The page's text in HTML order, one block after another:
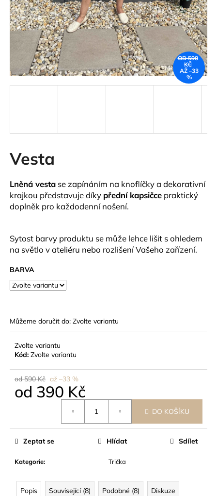
Vesta
Lněná vesta se zapínáním na knoflíčky a dekorativní
krajkou představuje díky přední kapsičce praktický
doplněk pro každodenní nošení.
Sytost barvy produktu se může lehce lišit s ohledem
na světlo v ateliéru nebo rozlišení Vašeho zařízení.
BARVA
Můžeme doručit do: Zvolte variantu
Zvolte variantu
Kód: Zvolte variantu
od 590 Kč až –33 %
od 390 Kč
DO KOŠÍKU
Kategorie: Trička
Zeptat se Hlídat Sdílet
OD 590
KČ
AŽ –33
%
Popis Související (8) Podobné (8) Diskuze
a
j
?
D
o
o
r
u
j
e
e